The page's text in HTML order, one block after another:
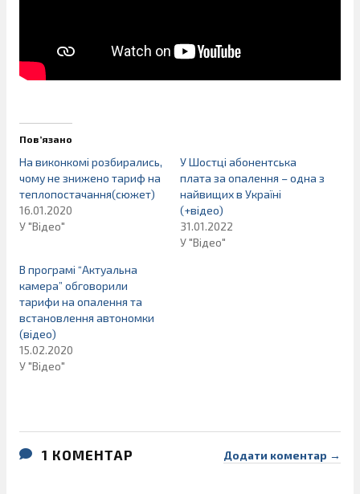
Пов’язано
На виконкомі розбирались,
чому не знижено тариф на
теплопостачання(сюжет)
16.01.2020
У "Відео"
У Шостці абонентська
плата за опалення – одна з
найвищих в Україні
(+відео)
31.01.2022
У "Відео"
В програмі “Актуальна
камера” обговорили
тарифи на опалення та
встановлення автономки
(відео)
15.02.2020
У "Відео"
1 КОМЕНТАР Додати коментар →